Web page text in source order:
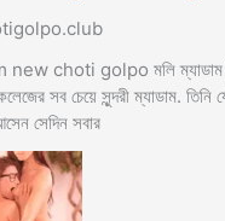
new choti golpo মলি ম্যাডাম
সব চেয়ে সুন্দরী ম্যাডাম. তিনি
সেদিন সবার